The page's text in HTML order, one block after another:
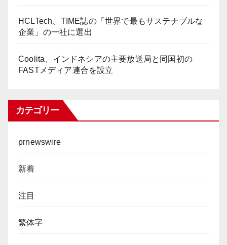
HCLTech、TIME誌の「世界で最もサステナブルな
企業」の一社に選出
Coolita、インドネシアの主要放送局と同国初の
FASTメディア連合を設立
カテゴリー
prnewswire
新着
注目
繁体字